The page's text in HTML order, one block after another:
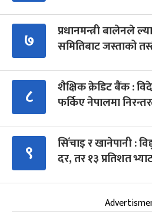
७
प्रधानमन्त्री बालेनले
समितिबाट जस्ताको
८
शैक्षिक क्रेडिट बैंक :
फर्किए नेपालमा
९
सिँचाइ र खानेपानी :
दर, तर १३ प्रतिशत